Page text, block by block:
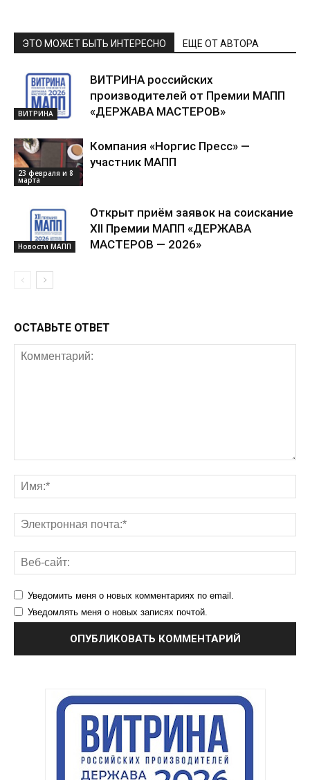
ЭТО МОЖЕТ БЫТЬ ИНТЕРЕСНО ЕЩЕ ОТ АВТОРА
ВИТРИНА
ВИТРИНА российских
производителей от Премии МАПП
«ДЕРЖАВА МАСТЕРОВ»
23 февраля и 8
марта
Компания «Норгис Пресс» —
участник МАПП
Новости МАПП
Открыт приём заявок на соискание
XII Премии МАПП «ДЕРЖАВА
МАСТЕРОВ — 2026»
ОСТАВЬТЕ ОТВЕТ
Уведомить меня о новых комментариях по email.
Уведомлять меня о новых записях почтой.